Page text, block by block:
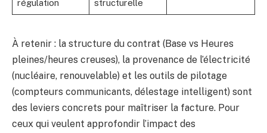
régulation
structurelle
À retenir : la structure du contrat (Base vs Heures
pleines/heures creuses), la provenance de l’électricité
(nucléaire, renouvelable) et les outils de pilotage
(compteurs communicants, délestage intelligent) sont
des leviers concrets pour maîtriser la facture. Pour
ceux qui veulent approfondir l’impact des